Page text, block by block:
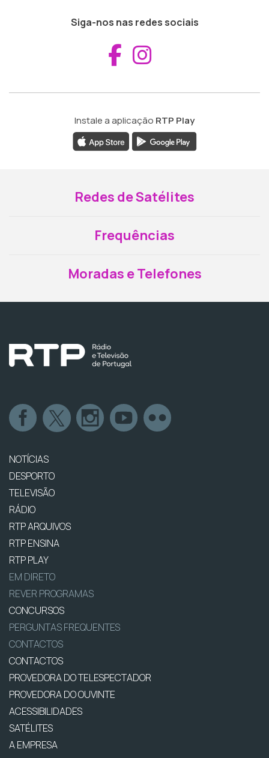
Siga-nos nas redes sociais
Aceder ao
Instale a aplicação RTP Play
Redes de Satélites
Frequências
Moradas e Telefones
NOTÍCIAS
DESPORTO
TELEVISÃO
RÁDIO
RTP ARQUIVOS
RTP ENSINA
RTP PLAY
EM DIRETO
REVER PROGRAMAS
CONCURSOS
PERGUNTAS FREQUENTES
CONTACTOS
CONTACTOS
PROVEDORA DO TELESPECTADOR
PROVEDORA DO OUVINTE
ACESSIBILIDADES
SATÉLITES
A EMPRESA